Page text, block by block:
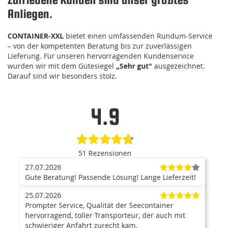
Anliegen.
CONTAINER-XXL bietet einen umfassenden Rundum-Service
– von der kompetenten Beratung bis zur zuverlässigen
Lieferung. Für unseren hervorragenden Kundenservice
wurden wir mit dem Gütesiegel „Sehr gut" ausgezeichnet.
Darauf sind wir besonders stolz.
4.9
51 Rezensionen
27.07.2026
Gute Beratung! Passende Lösung! Lange Lieferzeit!
25.07.2026
Prompter Service, Qualität der Seecontainer
hervorragend, toller Transporteur, der auch mit
schwieriger Anfahrt zurecht kam.